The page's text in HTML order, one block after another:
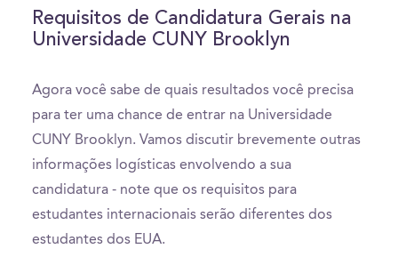
Requisitos de Candidatura Gerais na
Universidade CUNY Brooklyn
Agora você sabe de quais resultados você precisa
para ter uma chance de entrar na Universidade
CUNY Brooklyn. Vamos discutir brevemente outras
informações logísticas envolvendo a sua
candidatura - note que os requisitos para
estudantes internacionais serão diferentes dos
estudantes dos EUA.